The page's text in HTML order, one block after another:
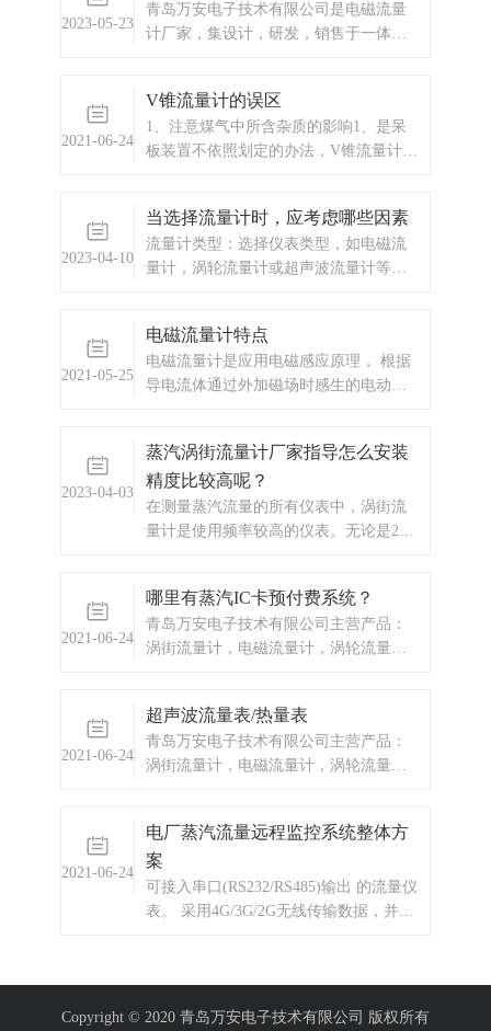
2023-05-23
青岛万安电子技术有限公司是电磁流量
计厂家，集设计，研发，销售于一体的
内多个企业建立了长期的合作关系。
青岛万安电子技术有限公司是电磁流
量计厂家。设两个销售部门1、设备部：
工业自动化系统和管理系统的集成，触
控产品，远程监控系统，工程项目的设
计、施工等。长期以来，我公司与各大
互利的合作关系。 我公司拥有专
业...
2021-06-24
V锥流量计的误区
1、注意煤气中所含杂质的影响1、是呆
板装置不依照划定的办法，V锥流量计在
稳固的情形，从而直接影响丈量的准确
度;另有一点，那就是装置的偏向错误。
2023-04-10
当选择流量计时，应考虑哪些因素
流量计类型：选择仪表类型，如电磁流
量计，涡轮流量计或超声波流量计等，
2021-05-25
电磁流量计特点
电磁流量计是应用电磁感应原理， 根据
导电流体通过外加磁场时感生的电动势
磁场。
2023-04-03
蒸汽涡街流量计厂家指导怎么安装
精度比较高呢？
在测量蒸汽流量的所有仪表中，涡街流
量计是使用频率较高的仪表。无论是250
安装，让很多用户头疼。直管段预留多
少？温度压力是否需要？管道振动怎么
办？现在我们根据以上情况和大家聊聊
达到良好的效果。从而能节省费用的开
支。1、LUGB应力式涡街流量计要合理
选择仪表安装位置和环境。 避开强
备；避开高温热源和辐射源的影响，避
开剧烈轰动场合和强腐蚀 环...
2021-06-24
哪里有蒸汽IC卡预付费系统？
青岛万安电子技术有限公司主营产品：
涡街流量计，电磁流量计，涡轮流量
仪器，水质监测设备，压力仪表等，以
及承接电气自动化项目。
2021-06-24
超声波流量表/热量表
青岛万安电子技术有限公司主营产品：
涡街流量计，电磁流量计，涡轮流量
等，以及承接电气自动化项目。
2021-06-24
电厂蒸汽流量远程监控系统整体方
案
可接入串口(RS232/RS485)输出 的流量仪
表。 采用4G/3G/2G无线传输数据，并具
Copyright © 2020 青岛万安电子技术有限公司 版权所有